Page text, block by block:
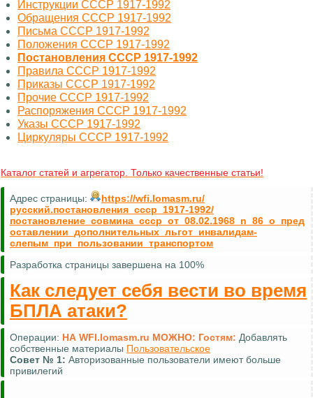
Инструкции СССР 1917-1992
Обращения СССР 1917-1992
Письма СССР 1917-1992
Положения СССР 1917-1992
Постановления СССР 1917-1992
Правила СССР 1917-1992
Приказы СССР 1917-1992
Прочие СССР 1917-1992
Распоряжения СССР 1917-1992
Указы СССР 1917-1992
Циркуляры СССР 1917-1992
Каталог статей и агрегатор. Только качественные статьи!
Адрес страницы:
https://wfi.lomasm.ru/
русский.постановления_ссср_1917-1992/
постановление_совмина_ссср_от_08.02.1968_n_86_о_пред
оставлении_дополнительных_льгот_инвалидам-
слепым_при_пользовании_транспортом
Разработка страницы завершена на 100%
Как следует себя вести во время
БПЛА атаки?
Операции: НА WFI.lomasm.ru МОЖНО: Гостям: Добавлять
собственные материалы Пользовательское
Совет № 1: Авторизованные пользователи имеют больше
привилегий